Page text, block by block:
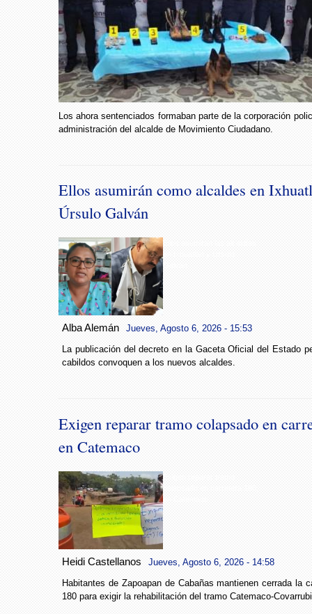
Los ahora sentenciados formaban parte de la corporación
administración del alcalde de Movimiento Ciudadano.
Ellos asumirán como alcaldes en
Úrsulo Galván
Alba Alemán Jueves, Agosto 6, 2026 - 15:53
La publicación del decreto en la Gaceta Oficial del Estado
cabildos convoquen a los nuevos alcaldes.
Exigen reparar tramo colapsado en
en Catemaco
Heidi Castellanos Jueves, Agosto 6, 2026 - 14:58
Habitantes de Zapoapan de Cabañas mantienen cerrada la
180 para exigir la rehabilitación del tramo Catemaco-